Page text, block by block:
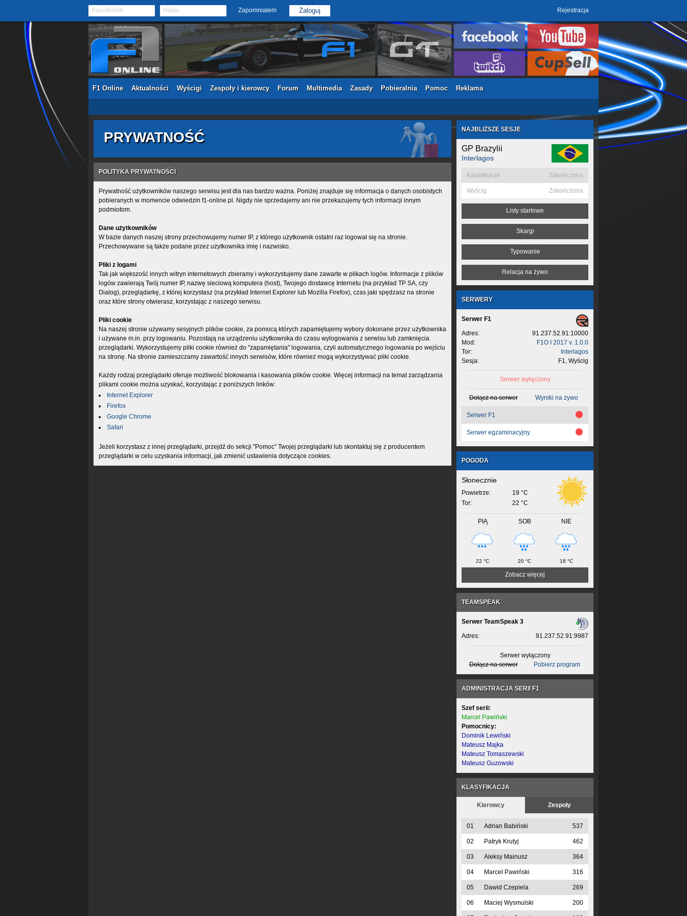
Pseudonim Hasło Zapomniałem Rejestracja
F1 Online Aktualności Wyścigi Zespoły i kierowcy Forum Multimedia Zasady Pobieralnia Pomoc Reklama
PRYWATNOŚĆ
POLITYKA PRYWATNOŚCI
Prywatność użytkowników naszego serwisu jest dla nas bardzo ważna. Poniżej znajduje się informacja o danych osobistych
pobieranych w momencie odwiedzin f1-online.pl. Nigdy nie sprzedajemy ani nie przekazujemy tych informacji innym
podmiotom.
Dane użytkowników
W bazie danych naszej strony przechowujemy numer IP, z którego użytkownik ostatni raz logował się na stronie.
Przechowywane są także podane przez użytkownika imię i nazwisko.
Pliki z logami
Tak jak większość innych witryn internetowych zbieramy i wykorzystujemy dane zawarte w plikach logów. Informacje z plików
logów zawierają Twój numer IP, nazwę sieciową komputera (host), Twojego dostawcę Internetu (na przykład TP SA, czy
Dialog), przeglądarkę, z której korzystasz (na przykład Internet Explorer lub Mozilla Firefox), czas jaki spędzasz na stronie
oraz które strony otwierasz, korzystając z naszego serwisu.
Pliki cookie
Na naszej stronie używamy sesyjnych plików cookie, za pomocą których zapamiętujemy wybory dokonane przez użytkownika
i używane m.in. przy logowaniu. Pozostają na urządzeniu użytkownika do czasu wylogowania z serwisu lub zamknięcia
przeglądarki. Wykorzystujemy pliki cookie również do "zapamiętania" logowania, czyli automatycznego logowania po wejściu
na stronę. Na stronie zamieszczamy zawartość innych serwisów, które również mogą wykorzystywać pliki cookie.
Każdy rodzaj przeglądarki oferuje możliwość blokowania i kasowania plików cookie. Więcej informacji na temat zarządzania
plikami cookie można uzyskać, korzystając z poniższych linków:
Internet Explorer
Firefox
Google Chrome
Safari
Jeżeli korzystasz z innej przeglądarki, przejdź do sekcji "Pomoc" Twojej przeglądarki lub skontaktuj się z producentem
przeglądarki w celu uzyskania informacji, jak zmienić ustawienia dotyczące cookies.
NAJBLIŻSZE SESJE
GP Brazylii
Interlagos
Kwalifikacje Zakończona
Wyścig Zakończona
Listy startowe
Skargi
Typowanie
Relacja na żywo
SERWERY
Serwer F1
Adres:
91.237.52.91:10000
Mod:
F1O I 2017 v. 1.0.0
Tor:
Interlagos
Sesja:
F1, Wyścig
Serwer wyłączony
Dołącz na serwer Wyniki na żywo
Serwer F1
Serwer egzaminacyjny
POGODA
Słonecznie
Powietrze:
19 °C
Tor:
22 °C
PIĄ
22 °C
SOB
20 °C
NIE
18 °C
Zobacz więcej
TEAMSPEAK
Serwer TeamSpeak 3
Adres:
91.237.52.91:9987
Serwer wyłączony
Dołącz na serwer
Pobierz program
ADMINISTRACJA SERII F1
Szef serii:
Marcel Pawiński
Pomocnicy:
Dominik Lewiński
Mateusz Majka
Mateusz Tomaszewski
Mateusz Guzowski
KLASYFIKACJA
Kierowcy Zespoły
01 Adrian Babiński 537
02 Patryk Krutyj 462
03 Aleksy Mainusz 364
04 Marcel Pawiński 316
05 Dawid Czepiela 269
06 Maciej Wysmulski 200